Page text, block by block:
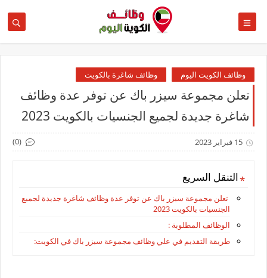
وظائف الكويت اليوم وظائف شاغرة بالكويت
تعلن مجموعة سيزر باك عن توفر عدة وظائف
شاغرة جديدة لجميع الجنسيات بالكويت 2023
15 فبراير 2023 (0)
التنقل السريع
تعلن مجموعة سيزر باك عن توفر عدة وظائف شاغرة جديدة لجميع
الجنسيات بالكويت 2023
الوظائف المطلوبة :
طريقة التقديم في علي وظائف مجموعة سيزر باك في الكويت: